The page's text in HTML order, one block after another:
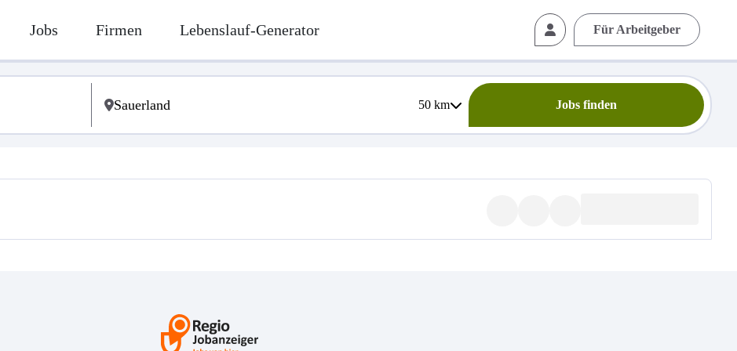
Jobs Firmen Lebenslauf-Generator Für Arbeitgeber
50km Jobs finden